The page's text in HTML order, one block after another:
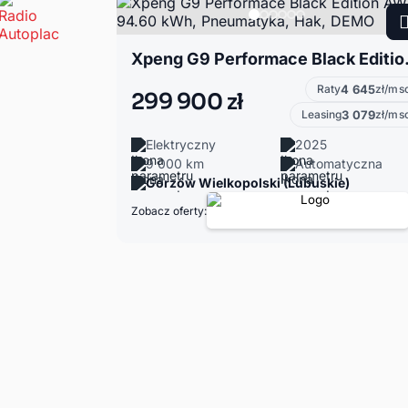
Xpeng G9
299 900 zł Raty4 645zł/
Leasing3 079zł/
Elektryczny
2025
9 000 km
Automatyczna
Gorzów Wielkopolski (Lubuskie)
Zobacz oferty: